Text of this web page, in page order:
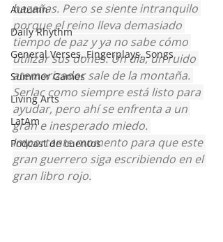
Autumn
Daily Rhythm
General Verses, Fingerplays, Songs
Summer Games
Living Arts
LatAm
Podcast de cuentos
hazañas. Pero se siente intranquilo
porque el reino lleva demasiado
tiempo de paz y ya no sabe cómo
utilizar sus dones. Un día, un ruido
atemorizador sale de la montaña.
Serlac como siempre está listo para
ayudar, pero ahí se enfrenta a un
gran e inesperado miedo.
Importante momento para que este
gran guerrero siga escribiendo en el
gran libro rojo.